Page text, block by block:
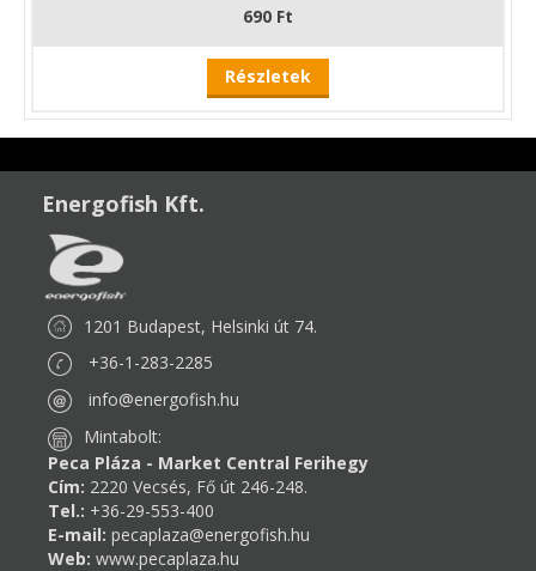
690 Ft
Részletek
Energofish Kft.
1201 Budapest, Helsinki út 74.
+36-1-283-2285
info@energofish.hu
Mintabolt:
Peca Pláza - Market Central Ferihegy
Cím: 2220 Vecsés, Fő út 246-248.
Tel.: +36-29-553-400
E-mail: pecaplaza@energofish.hu
Web: www.pecaplaza.hu